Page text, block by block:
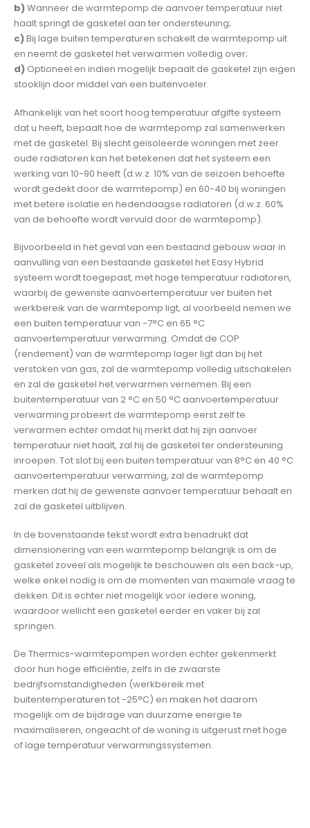
b)Wanneer de warmtepomp de aanvoer temperatuur niet
haalt springt de gasketel aan ter ondersteuning;
c)Bij lage buiten temperaturen schakelt de warmtepomp uit
en neemt de gasketel het verwarmen volledig over;
d) Optioneel en indien mogelijk bepaalt de gasketel zijn eigen
stooklijn door middel van een buitenvoeler.
Afhankelijk van het soort hoog temperatuur afgifte systeem
dat u heeft, bepaalt hoe de warmtepomp zal samenwerken
met de gasketel. Bij slecht geïsoleerde woningen met zeer
oude radiatoren kan het betekenen dat het systeem een
werking van 10-90 heeft (d.w.z. 10% van de seizoen behoefte
wordt gedekt door de warmtepomp) en 60-40 bij woningen
met betere isolatie en hedendaagse radiatoren (d.w.z. 60%
van de behoefte wordt vervuld door de warmtepomp).
Bijvoorbeeld in het geval van een bestaand gebouw waar in
aanvulling van een bestaande gasketel het Easy Hybrid
systeem wordt toegepast, met hoge temperatuur radiatoren,
waarbij de gewenste aanvoertemperatuur ver buiten het
werkbereik van de warmtepomp ligt, al voorbeeld nemen we
een buiten temperatuur van -7°C en 65 °C
aanvoertemperatuur verwarming. Omdat de COP
(rendement) van de warmtepomp lager ligt dan bij het
verstoken van gas, zal de warmtepomp volledig uitschakelen
en zal de gasketel het verwarmen vernemen. Bij een
buitentemperatuur van 2 °C en 50 °C aanvoertemperatuur
verwarming probeert de warmtepomp eerst zelf te
verwarmen echter omdat hij merkt dat hij zijn aanvoer
temperatuur niet haalt, zal hij de gasketel ter ondersteuning
inroepen. Tot slot bij een buiten temperatuur van 8°C en 40 °C
aanvoertemperatuur verwarming, zal de warmtepomp
merken dat hij de gewenste aanvoer temperatuur behaalt en
zal de gasketel uitblijven.
In de bovenstaande tekst wordt extra benadrukt dat
dimensionering van een warmtepomp belangrijk is om de
gasketel zoveel als mogelijk te beschouwen als een back-up,
welke enkel nodig is om de momenten van maximale vraag te
dekken. Dit is echter niet mogelijk voor iedere woning,
waardoor wellicht een gasketel eerder en vaker bij zal
springen.
De Thermics-warmtepompen worden echter gekenmerkt
door hun hoge efficiëntie, zelfs in de zwaarste
bedrijfsomstandigheden (werkbereik met
buitentemperaturen tot -25°C) en maken het daarom
mogelijk om de bijdrage van duurzame energie te
maximaliseren, ongeacht of de woning is uitgerust met hoge
of lage temperatuur verwarmingssystemen.